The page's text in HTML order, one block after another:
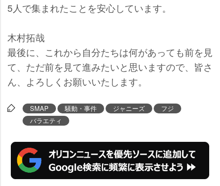
5人で集まれたことを安心しています。
木村拓哉
最後に、これから自分たちは何があっても前を見
て、ただ前を見て進みたいと思いますので、皆さ
ん、よろしくお願いいたします。
SMAP 騒動・事件 ジャニーズ
フジ
バラエティ